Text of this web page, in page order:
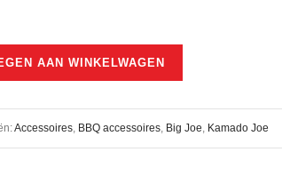
AAN WINKELWAGEN
Accessoires, BBQ accessoires, Big Joe, Kamado Joe